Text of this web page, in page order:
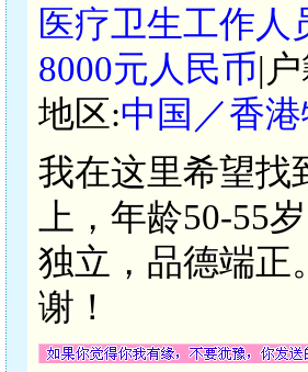
医疗卫生工作
8000元人民币|
地区:中国／香
我在这里希望找
上，年龄50-55
独立，品德端正
谢！